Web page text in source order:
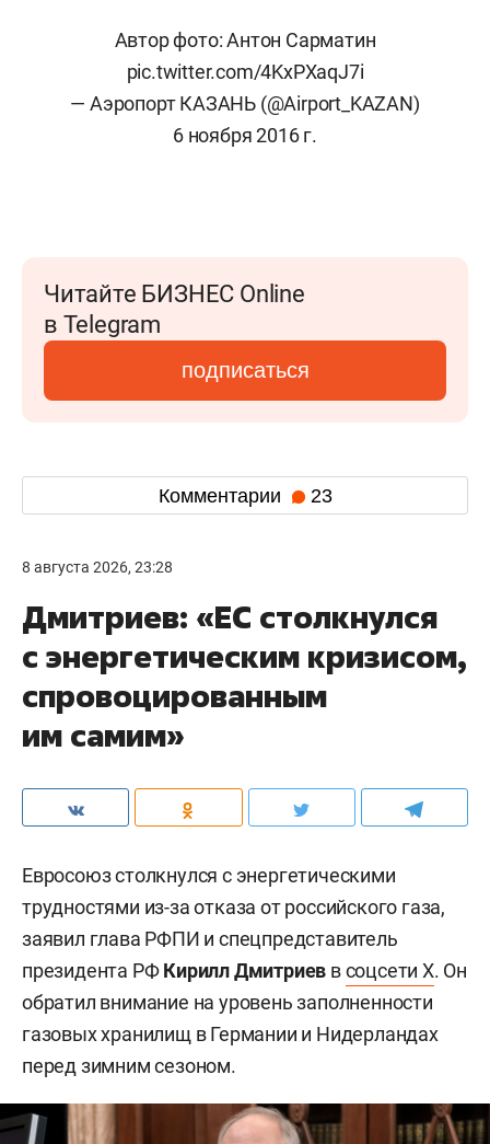
Автор фото: Антон Сарматин
pic.twitter.com/4KxPXaqJ7i
— Аэропорт КАЗАНЬ (@Airport_KAZAN)
6 ноября 2016 г.
Читайте БИЗНЕС Online
в Telegram
подписаться
Комментарии 23
8 августа 2026, 23:28
Дмитриев: «ЕС столкнулся
с энергетическим кризисом,
спровоцированным
им самим»
Евросоюз столкнулся с энергетическими
трудностями из-за отказа от российского газа,
заявил глава РФПИ и спецпредставитель
президента РФКирилл Дмитриев всоцсети X. Он
обратил внимание на уровень заполненности
газовых хранилищ в Германии и Нидерландах
перед зимним сезоном.